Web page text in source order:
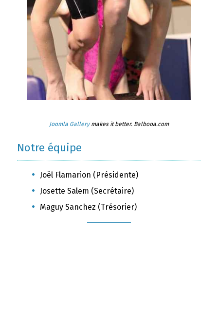
Joomla Gallerymakes it better. Balbooa.com
Notre équipe
Joël Flamarion (Présidente)
Josette Salem (Secrétaire)
Maguy Sanchez (Trésorier)